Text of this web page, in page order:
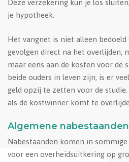
Deze verzekering kun je los
je hypotheek.
Het vangnet is niet alleen bedoeld
gevolgen direct na het overlijden,
maar eens aan de kosten voor de
beide ouders in leven zijn, is er
geld opzij te zetten voor de
als de kostwinner komt te
Algemene
Nabestaanden komen in
voor een overheidsuitkering op